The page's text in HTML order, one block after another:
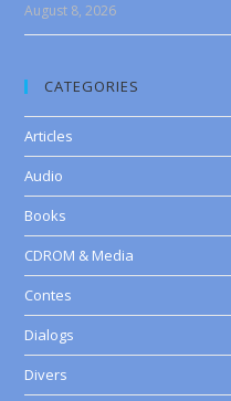
August 8, 2026
CATEGORIES
Articles
Audio
Books
CDROM & Media
Contes
Dialogs
Divers